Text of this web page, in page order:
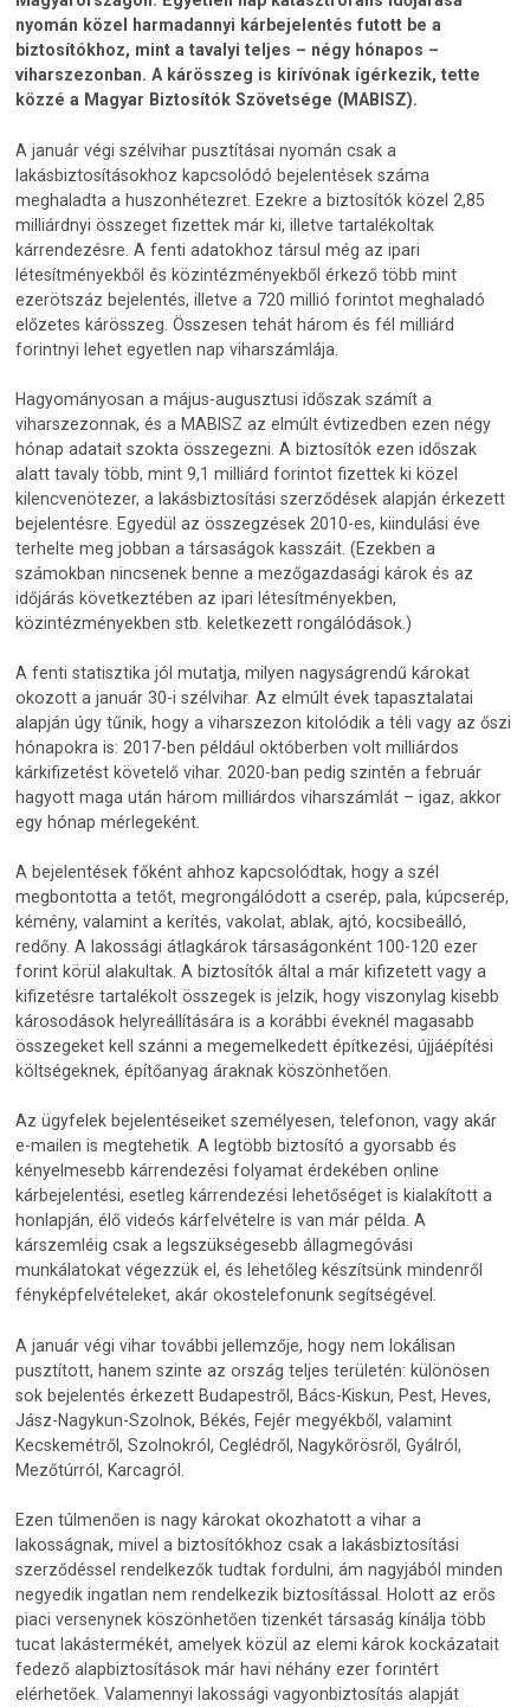
nyomán közel harmadannyi kárbejelentés futott be a
biztosítókhoz, mint a tavalyi teljes – négy hónapos –
viharszezonban. A kárösszeg is kirívónak ígérkezik, tette
közzé a Magyar Biztosítók Szövetsége (MABISZ).
A január végi szélvihar pusztításai nyomán csak a
lakásbiztosításokhoz kapcsolódó bejelentések száma
meghaladta a huszonhétezret. Ezekre a biztosítók közel 2,85
milliárdnyi összeget fizettek már ki, illetve tartalékoltak
kárrendezésre. A fenti adatokhoz társul még az ipari
létesítményekből és közintézményekből érkező több mint
ezerötszáz bejelentés, illetve a 720 millió forintot meghaladó
előzetes kárösszeg. Összesen tehát három és fél milliárd
forintnyi lehet egyetlen nap viharszámlája.
Hagyományosan a május-augusztusi időszak számít a
viharszezonnak, és a MABISZ az elmúlt évtizedben ezen négy
hónap adatait szokta összegezni. A biztosítók ezen időszak
alatt tavaly több, mint 9,1 milliárd forintot fizettek ki közel
kilencvenötezer, a lakásbiztosítási szerződések alapján érkezett
bejelentésre. Egyedül az összegzések 2010-es, kiindulási éve
terhelte meg jobban a társaságok kasszáit. (Ezekben a
számokban nincsenek benne a mezőgazdasági károk és az
időjárás következtében az ipari létesítményekben,
közintézményekben stb. keletkezett rongálódások.)
A fenti statisztika jól mutatja, milyen nagyságrendű károkat
okozott a január 30-i szélvihar. Az elmúlt évek tapasztalatai
alapján úgy tűnik, hogy a viharszezon kitolódik a téli vagy az őszi
hónapokra is: 2017-ben például októberben volt milliárdos
kárkifizetést követelő vihar. 2020-ban pedig szintén a február
hagyott maga után három milliárdos viharszámlát – igaz, akkor
egy hónap mérlegeként.
A bejelentések főként ahhoz kapcsolódtak, hogy a szél
megbontotta a tetőt, megrongálódott a cserép, pala, kúpcserép,
kémény, valamint a kerítés, vakolat, ablak, ajtó, kocsibeálló,
redőny. A lakossági átlagkárok társaságonként 100-120 ezer
forint körül alakultak. A biztosítók által a már kifizetett vagy a
kifizetésre tartalékolt összegek is jelzik, hogy viszonylag kisebb
károsodások helyreállítására is a korábbi éveknél magasabb
összegeket kell szánni a megemelkedett építkezési, újjáépítési
költségeknek, építőanyag áraknak köszönhetően.
Az ügyfelek bejelentéseiket személyesen, telefonon, vagy akár
e-mailen is megtehetik. A legtöbb biztosító a gyorsabb és
kényelmesebb kárrendezési folyamat érdekében online
kárbejelentési, esetleg kárrendezési lehetőséget is kialakított a
honlapján, élő videós kárfelvételre is van már példa. A
kárszemléig csak a legszükségesebb állagmegóvási
munkálatokat végezzük el, és lehetőleg készítsünk mindenről
fényképfelvételeket, akár okostelefonunk segítségével.
A január végi vihar további jellemzője, hogy nem lokálisan
pusztított, hanem szinte az ország teljes területén: különösen
sok bejelentés érkezett Budapestről, Bács-Kiskun, Pest, Heves,
Jász-Nagykun-Szolnok, Békés, Fejér megyékből, valamint
Kecskemétről, Szolnokról, Ceglédről, Nagykőrösről, Gyálról,
Mezőtúrról, Karcagról.
Ezen túlmenően is nagy károkat okozhatott a vihar a
lakosságnak, mivel a biztosítókhoz csak a lakásbiztosítási
szerződéssel rendelkezők tudtak fordulni, ám nagyjából minden
negyedik ingatlan nem rendelkezik biztosítással. Holott az erős
piaci versenynek köszönhetően tizenkét társaság kínálja több
tucat lakástermékét, amelyek közül az elemi károk kockázatait
fedező alapbiztosítások már havi néhány ezer forintért
elérhetőek. Valamennyi lakossági vagyonbiztosítás alapját